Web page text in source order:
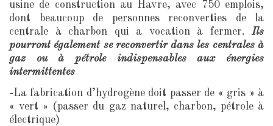
usine de construction au Havre, avec 750 emplois,
dont beaucoup de personnes reconverties de la
centrale à charbon qui a vocation à fermer.Ils
pourront également se reconvertir dans les centrales à
gaz ou à pétrole indispensables aux énergies
intermittentes
-La fabrication d’hydrogène doit passer de « gris » à
« vert » (passer du gaz naturel, charbon, pétrole à
électrique)